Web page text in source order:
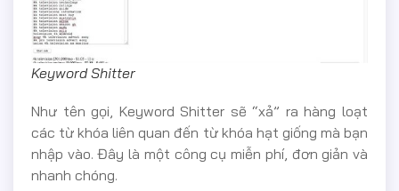
Keyword Shitter
Như tên gọi, Keyword Shitter sẽ “xả” ra hàng loạt
các từ khóa liên quan đến từ khóa hạt giống mà bạn
nhập vào. Đây là một công cụ miễn phí, đơn giản và
nhanh chóng.